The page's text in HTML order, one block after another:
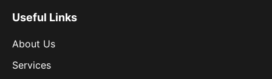
Useful Links
About Us
Services